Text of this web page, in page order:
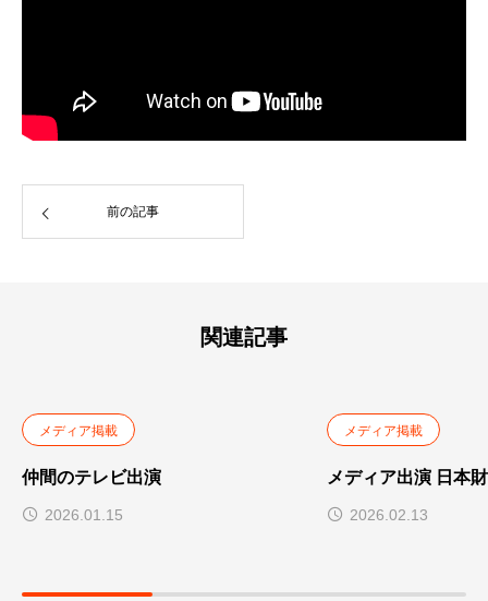
前の記事
関連記事
メディア掲載
仲間のテレビ出演
2026.01.15
メディア掲載
メディア出演 日本
2026.02.13